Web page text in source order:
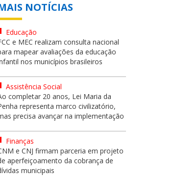
NOTÍCIAS
Educação
e MEC realizam consulta nacional
mapear avaliações da educação
nos municípios brasileiros
Assistência Social
completar 20 anos, Lei Maria da
representa marco civilizatório,
precisa avançar na implementação
Finanças
e CNJ firmam parceria em projeto
aperfeiçoamento da cobrança de
municipais